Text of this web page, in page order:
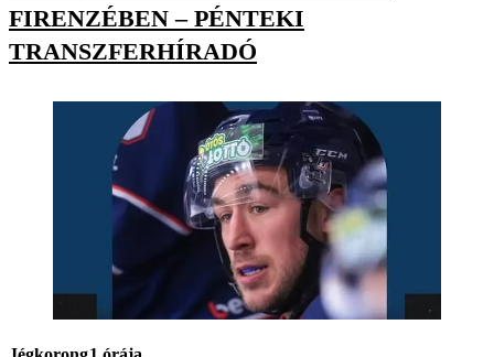
FIRENZÉBEN – PÉNTEKI
TRANSZFERHÍRADÓ